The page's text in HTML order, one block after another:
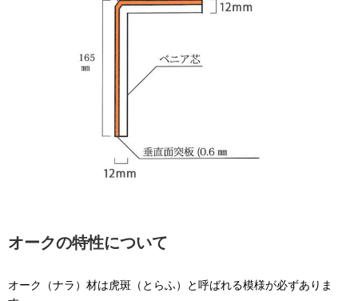
オークの特性について
オーク（ナラ）材は虎斑（とらふ）と呼ばれる模様が必ずありま